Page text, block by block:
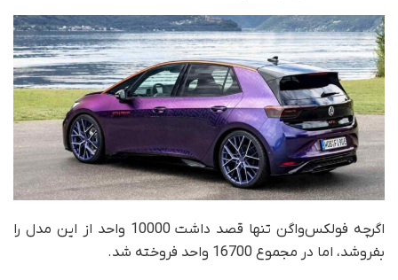
اگرچه فولکس‌واگن تنها قصد داشت 10000 واحد از این مدل را
بفروشد، اما در مجموع 16700 واحد فروخته شد.